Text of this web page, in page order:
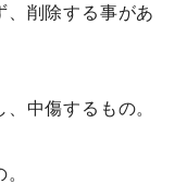
、削除する事があ
中傷するもの。